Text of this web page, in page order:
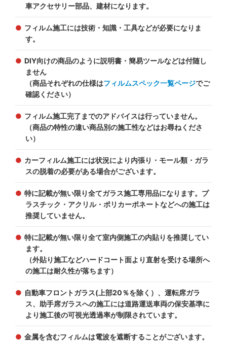
車アクセサリー部品、建材になります。
フィルム施工には技術・知識・工具などが必要になりま
す。
DIY向けの商品のように説明書・簡易ツールなどは付随し
ません
（商品それぞれの仕様はフィルムスペック一覧ページでご
確認ください）
フィルム施工完了までのアドバイスは行っていません。
（商品の特性の違い商品別の施工性などはお尋ねくださ
い）
カーフィルム施工には状況により内張り・モール類・ガラ
スの脱着の必要がある場合がございます。
特に記載が無い限り全てガラス施工専用品になります。プ
ラスチック・アクリル・ポリカーポネートなどへの施工は
推奨していません。
特に記載が無い限り全て室内側施工の内貼りを推奨してい
ます。
（外貼り施工などハードコート面より直射を受ける場所へ
の施工は耐久性が落ちます）
自動車フロントガラス(上部20％を除く）、運転席ガラ
ス、助手席ガラスへの施工には道路運送車両の保安基準に
より施工後の可視光透過率が制限されています。
金属を含むフィルムは電波を遮断することがございます。